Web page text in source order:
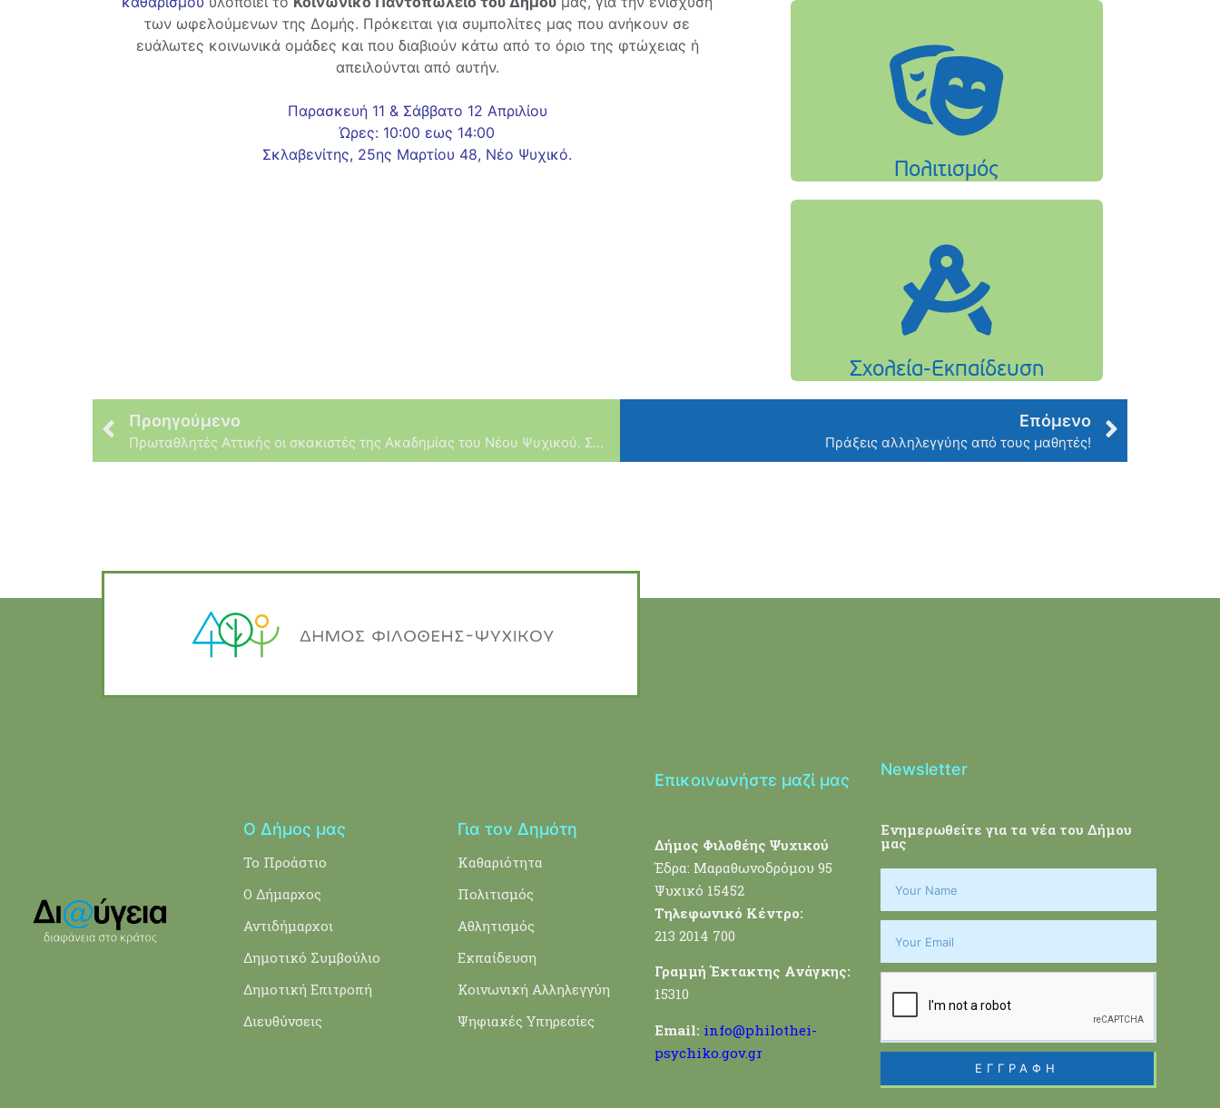
των ωφελούμενων της Δομής. Πρόκειται για συμπολίτες μας που ανήκουν σε
ευάλωτες κοινωνικά ομάδες και που διαβιούν κάτω από το όριο της φτώχειας ή
απειλούνται από αυτήν.
Παρασκευή 11 & Σάββατο 12 Απριλίου
Ώρες: 10:00 εως 14:00
Σκλαβενίτης, 25ης Μαρτίου 48, Νέο Ψυχικό.
Προηγούμενο
Πρωταθλητές Αττικής οι σκακιστές της Ακαδημίας του Νέου Ψυχικού. Συγχαρητήρια!
Επόμενο
Πράξεις αλληλεγγύης από τους μαθητές!
Ο Δήμος μας
Το Προάστιο
Ο Δήμαρχος
Αντιδήμαρχοι
Δημοτικό Συμβούλιο
Δημοτική Επιτροπή
Διευθύνσεις
Για τον Δημότη
Καθαριότητα
Πολιτισμός
Αθλητισμός
Εκπαίδευση
Κοινωνική Αλληλεγγύη
Ψηφιακές Υπηρεσίες
Επικοινωνήστε μαζί μας
Δήμος Φιλοθέης Ψυχικού
Έδρα: Μαραθωνοδρόμου 95
Ψυχικό 15452
Τηλεφωνικό Κέντρο:
213 2014 700
Γραμμή Έκτακτης Ανάγκης:
15310
Email: info@philothei-
psychiko.gov.gr
Newsletter
Ενημερωθείτε για τα νέα του Δήμου
μας
ΕΓΓΡΑΦΗ